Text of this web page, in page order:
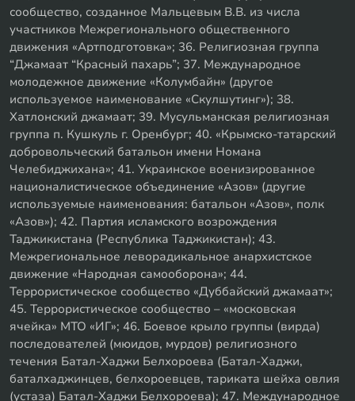
сообщество, созданное Мальцевым В.В. из числа
участников Межрегионального общественного
движения «Артподготовка»; 36. Религиозная группа
“Джамаат “Красный пахарь”; 37. Международное
молодежное движение «Колумбайн» (другое
используемое наименование «Скулшутинг»); 38.
Хатлонский джамаат; 39. Мусульманская религиозная
группа п. Кушкуль г. Оренбург; 40. «Крымско-татарский
добровольческий батальон имени Номана
Челебиджихана»; 41. Украинское военизированное
националистическое объединение «Азов» (другие
используемые наименования: батальон «Азов», полк
«Азов»); 42. Партия исламского возрождения
Таджикистана (Республика Таджикистан); 43.
Межрегиональное леворадикальное анархистское
движение «Народная самооборона»; 44.
Террористическое сообщество «Дуббайский джамаат»;
45. Террористическое сообщество – «московская
ячейка» МТО «ИГ»; 46. Боевое крыло группы (вирда)
последователей (мюидов, мурдов) религиозного
течения Батал-Хаджи Белхороева (Батал-Хаджи,
баталхаджинцев, белхороевцев, тариката шейха овлия
(устаза) Батал-Хаджи Белхороева); 47. Международное